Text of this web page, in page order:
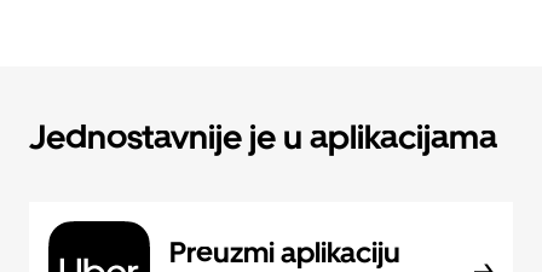
Jednostavnije je u aplikacijama
Preuzmi aplikaciju